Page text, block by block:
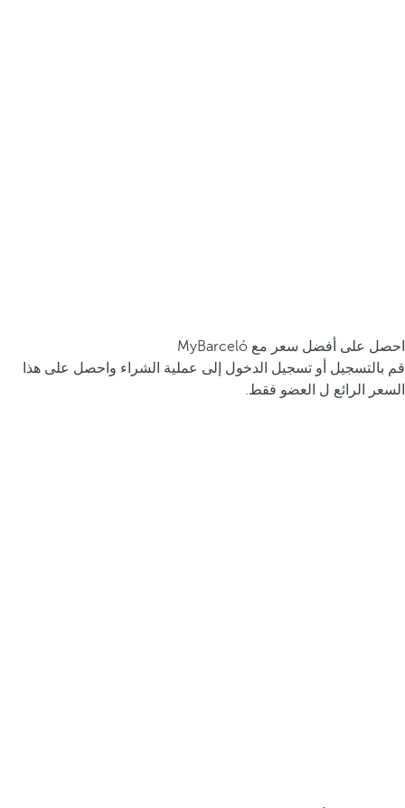
احصل على أفضل سعر مع MyBarceló
قم بالتسجيل أو تسجيل الدخول إلى عملية الشراء واحصل على هذا
السعر الرائع ل العضو فقط.